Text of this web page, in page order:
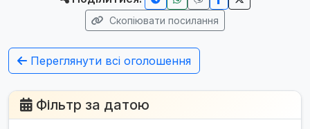
Скопіювати посилання
Переглянути всі оголошення
Фільтр за датою